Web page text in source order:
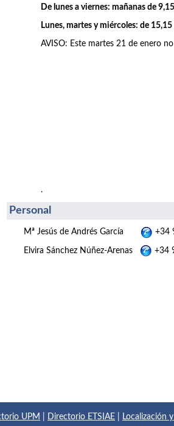
De lunes a viernes: mañanas de
Lunes, martes y miércoles: de
AVISO: Este martes 21 de enero
.
Personal
Mª Jesús de Andrés García +34
Elvira Sánchez Núñez-Arenas +34
UPM Directorio ETSIAE Localización